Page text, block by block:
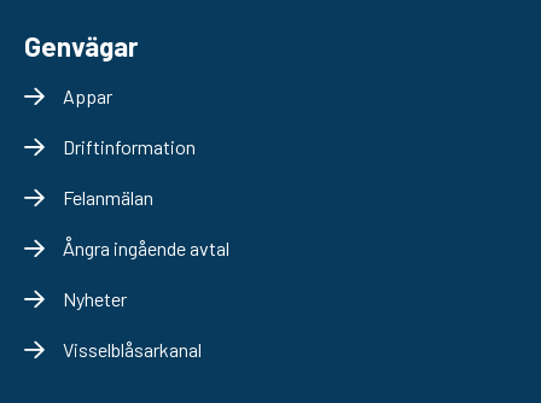
Genvägar
Appar
Driftinformation
Felanmälan
Ångra ingående avtal
Nyheter
Visselblåsarkanal